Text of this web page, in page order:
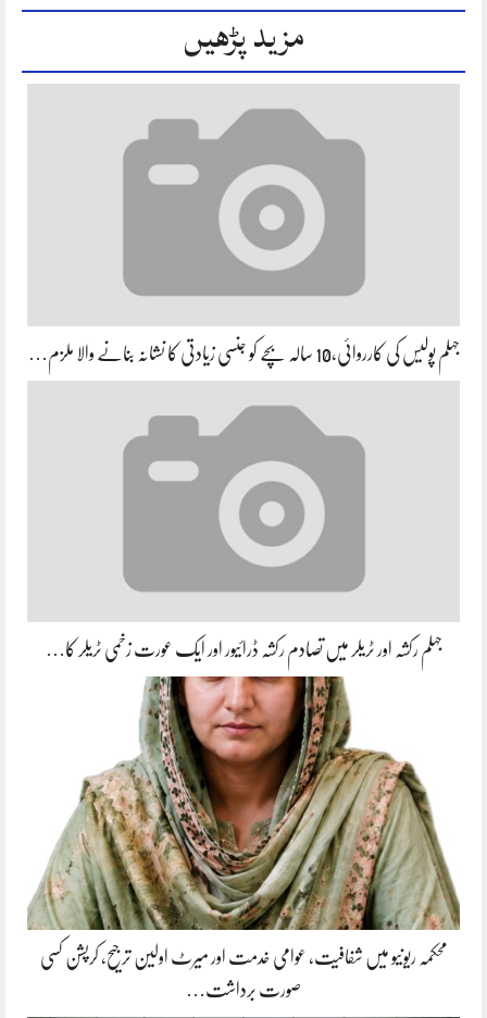
مزید پڑھیں
جہلم پولیس کی کارروائی،10 سالہ بچے کو جنسی زیادتی کا نشانہ بنانے والا ملزم…
جہلم رکشہ اور ٹریلر میں تصادم رکشہ ڈرائیور اور ایک عورت زخمی ٹریلر کا…
محکمہ ریونیو میں شفافیت، عوامی خدمت اور میرٹ اولین ترجیح، کرپشن کسی
صورت برداشت…